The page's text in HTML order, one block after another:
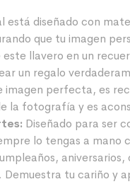
está diseñado con
que tu imagen
llavero en un
un regalo
imagen perfecta, es
la fotografía y es
Diseñado para ser
lo tengas a mano
tu cariño y